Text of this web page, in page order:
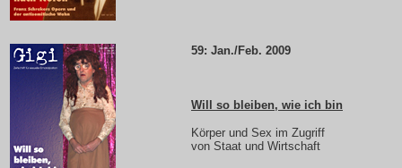
59: Jan./Feb. 2009
Will so bleiben, wie ich bin
Körper und Sex im Zugriff
von Staat und Wirtschaft